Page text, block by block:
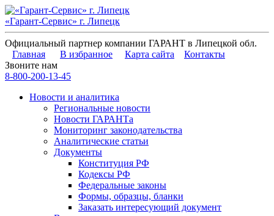
«Гарант-Сервис» г. Липецк
Официальный партнер компании ГАРАНТ в Липецкой обл.
Главная
В избранное Карта сайта
Контакты
Звоните нам
8-800-200-13-45
Новости и аналитика
Региональные новости
Новости ГАРАНТа
Мониторинг законодательства
Аналитические статьи
Документы
Конституция РФ
Кодексы РФ
Федеральные законы
Формы, образцы, бланки
Заказать интересующий документ